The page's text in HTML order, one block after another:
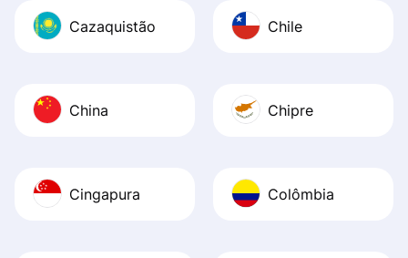
Cazaquistão Chile
China Chipre
Cingapura Colômbia